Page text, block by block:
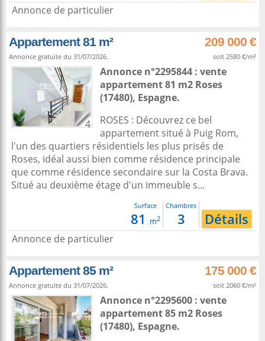
Annonce de particulier
Appartement 81 m² 209 000 €
Annonce gratuite du 31/07/2026. soit 2580 €/m²
4
Annonce n°2295844 : vente
appartement 81 m2 Roses
(17480), Espagne.
ROSES : Découvrez ce bel
appartement situé à Puig Rom,
l'un des quartiers résidentiels les plus prisés de
Roses, idéal aussi bien comme résidence principale
que comme résidence secondaire sur la Costa Brava.
Situé au deuxième étage d'un immeuble s...
Surface
81 m2
Chambres
3 Détails
Annonce de particulier
Appartement 85 m² 175 000 €
Annonce gratuite du 31/07/2026. soit 2060 €/m²
Annonce n°2295600 : vente
appartement 85 m2 Roses
(17480), Espagne.